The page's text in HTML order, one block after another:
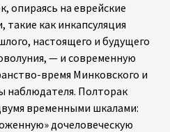
сознательными
и Евой), разрушившими
функцию, тем самым
возраст с традиционной
примерно в 5770 лет.
механическая